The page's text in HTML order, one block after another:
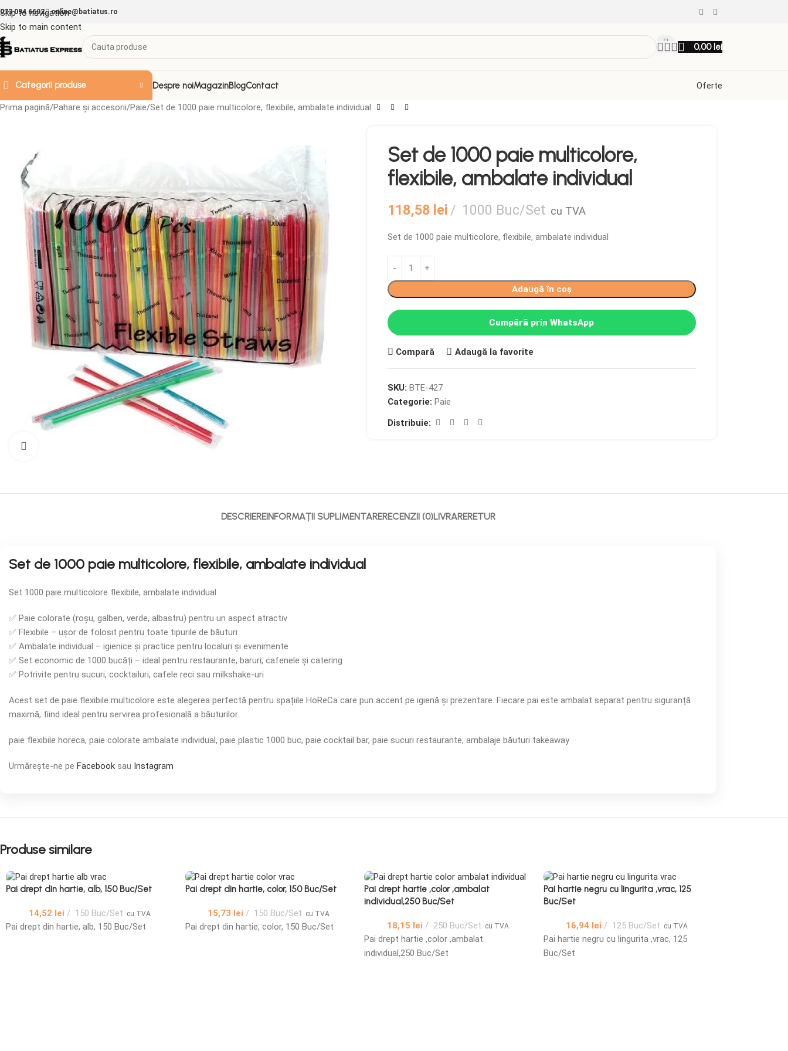
Skip to navigation
Skip to main content
094 6692 online@batiatus.ro
0,00 lei
Categorii produse Despre noiMagazinBlogContact Oferte
Prima pagină Pahare și accesorii Paie Set de 1000 paie multicolore, flexibile, ambalate individual
Set de 1000 paie multicolore,
flexibile, ambalate individual
118,58 lei 1000 Buc/Set cu TVA
Set de 1000 paie multicolore, flexibile, ambalate individual
Adaugă în coș
Cumpără prin WhatsApp
Compară Adaugă la favorite
SKU: BTE-427
Categorie: Paie
Distribuie:
DESCRIEREINFORMAȚII SUPLIMENTARERECENZII (0)LIVRARERETUR
Set de 1000 paie multicolore, flexibile, ambalate individual
Set 1000 paie multicolore flexibile, ambalate individual
✅ Paie colorate (roșu, galben, verde, albastru) pentru un aspect atractiv
✅ Flexibile – ușor de folosit pentru toate tipurile de băuturi
✅ Ambalate individual – igienice și practice pentru localuri și evenimente
✅ Set economic de 1000 bucăți – ideal pentru restaurante, baruri, cafenele și catering
✅ Potrivite pentru sucuri, cocktailuri, cafele reci sau milkshake-uri
Acest set de paie flexibile multicolore este alegerea perfectă pentru spațiile HoReCa care pun accent pe igienă și prezentare. Fiecare pai este ambalat separat pentru siguranță
maximă, fiind ideal pentru servirea profesională a băuturilor.
paie flexibile horeca, paie colorate ambalate individual, paie plastic 1000 buc, paie cocktail bar, paie sucuri restaurante, ambalaje băuturi takeaway
Urmărește-ne pe Facebook sau Instagram
Produse similare
Pai drept din hartie, alb, 150 Buc/Set
14,52 lei 150 Buc/Set cu TVA
Pai drept din hartie, alb, 150 Buc/Set
Pai drept din hartie, color, 150 Buc/Set
15,73 lei 150 Buc/Set cu TVA
Pai drept din hartie, color, 150 Buc/Set
Pai drept hartie ,color ,ambalat
individual,250 Buc/Set
18,15 lei 250 Buc/Set cu TVA
Pai drept hartie ,color ,ambalat
individual,250 Buc/Set
Pai hartie negru cu lingurita ,vrac, 125
Buc/Set
16,94 lei 125 Buc/Set cu TVA
Pai hartie negru cu lingurita ,vrac, 125
Buc/Set